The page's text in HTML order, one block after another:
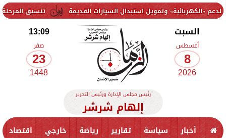
تنسيق المرحلة الثانية 2026.. موعد إعلان الحد الأدنى وخطوات تسجيل الرغبات لطلاب الثانوية العامة وتمويل استبدال السيارات القديمة
السبت
أغسطس
8
2026
13:09
صفر
23
1448
رئيس مجلس الإدارة ورئيس التحرير
إلهام شرشر
أخبار سياسة تقارير رياضة خارجي اقتصاد